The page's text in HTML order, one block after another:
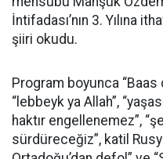
İntifadası’nın 3. Yılına
şiiri okudu.
Program boyunca “Baas
“lebbeyk ya Allah”,
haktır engellenemez”,
sürdüreceğiz”, katil